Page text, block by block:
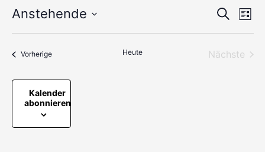
Suche
und
SucheListe
Anstehende
Datum
VorherigeVeranstaltungen Heute
Nächste
Kalender
abonnieren